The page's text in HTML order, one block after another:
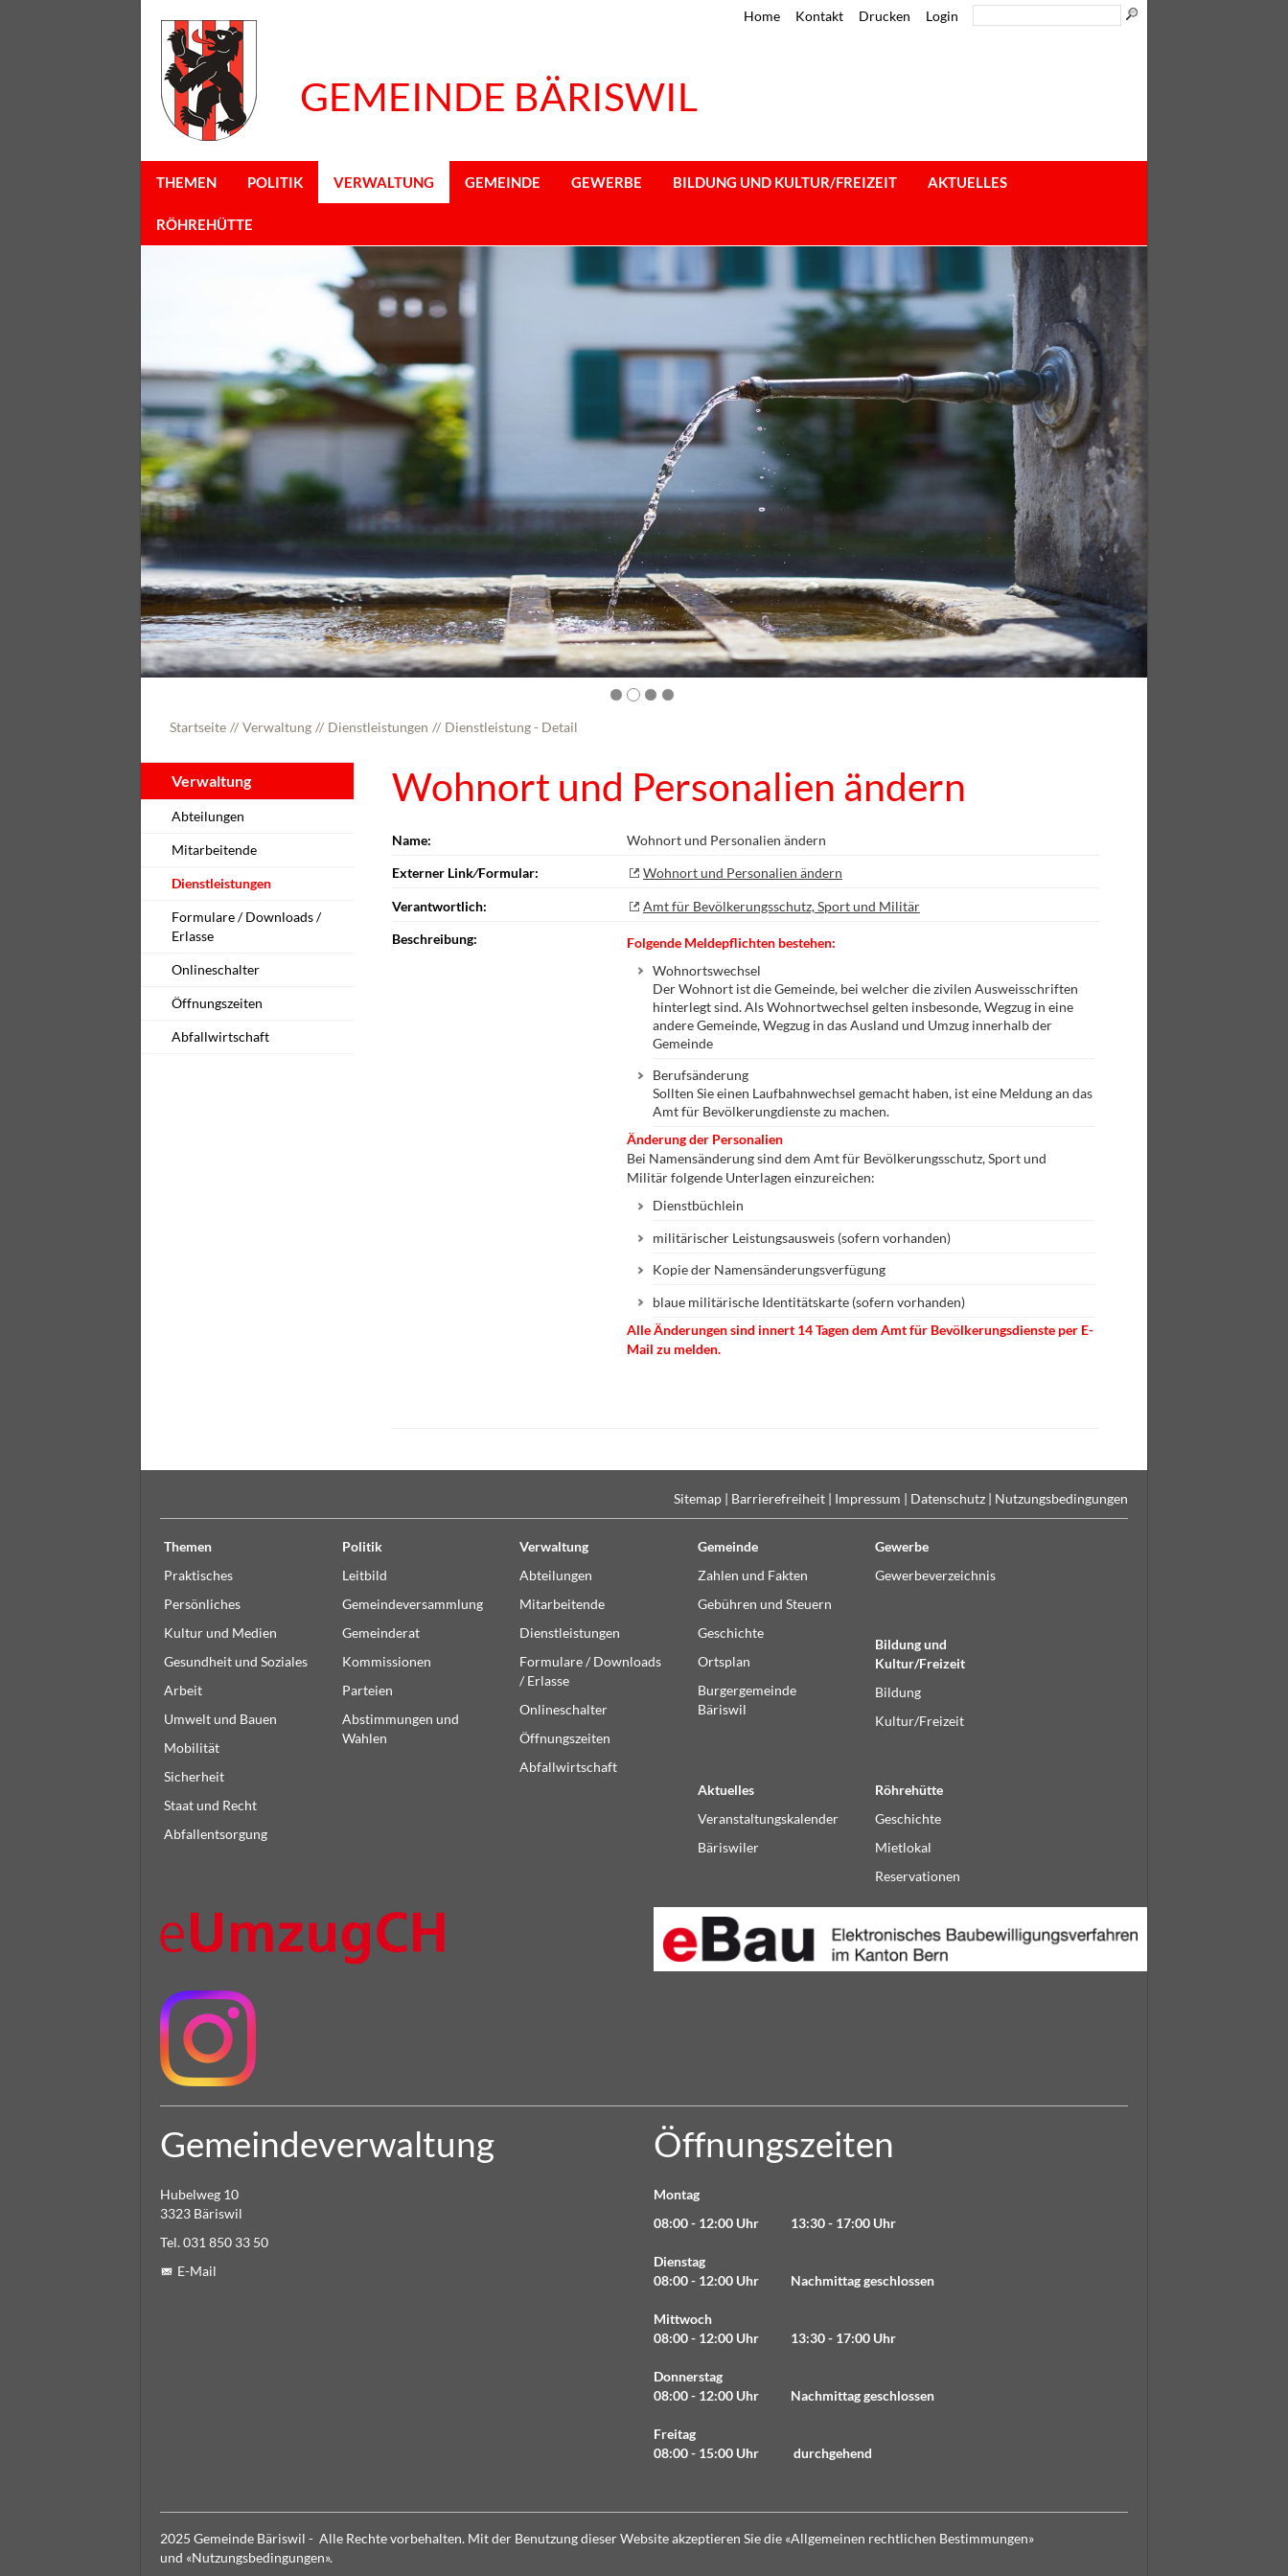
Home Kontakt Drucken Login
GEMEINDE BÄRISWIL
THEMEN POLITIK VERWALTUNG GEMEINDE GEWERBE BILDUNG UND KULTUR/FREIZEIT AKTUELLES
RÖHREHÜTTE
Startseite Verwaltung Dienstleistungen Dienstleistung - Detail
Verwaltung
Abteilungen
Mitarbeitende
Dienstleistungen
Formulare / Downloads /
Erlasse
Onlineschalter
Öffnungszeiten
Abfallwirtschaft
Wohnort und Personalien ändern
Name: Wohnort und Personalien ändern
Externer Link⁄Formular: Wohnort und Personalien ändern
Verantwortlich: Amt für Bevölkerungsschutz, Sport und Militär
Beschreibung:
Folgende Meldepflichten bestehen:
Wohnortswechsel
Der Wohnort ist die Gemeinde, bei welcher die zivilen Ausweisschriften
hinterlegt sind. Als Wohnortwechsel gelten insbesonde, Wegzug in eine
andere Gemeinde, Wegzug in das Ausland und Umzug innerhalb der
Gemeinde
Berufsänderung
Sollten Sie einen Laufbahnwechsel gemacht haben, ist eine Meldung an das
Amt für Bevölkerungdienste zu machen.
Änderung der Personalien
Bei Namensänderung sind dem Amt für Bevölkerungsschutz, Sport und
Militär folgende Unterlagen einzureichen:
Dienstbüchlein
militärischer Leistungsausweis (sofern vorhanden)
Kopie der Namensänderungsverfügung
blaue militärische Identitätskarte (sofern vorhanden)
Alle Änderungen sind innert 14 Tagen dem Amt für Bevölkerungsdienste per E-
Mail zu melden.
Sitemap Barrierefreiheit Impressum Datenschutz Nutzungsbedingungen
Themen
Praktisches
Persönliches
Kultur und Medien
Gesundheit und Soziales
Arbeit
Umwelt und Bauen
Mobilität
Sicherheit
Staat und Recht
Abfallentsorgung
Politik
Leitbild
Gemeindeversammlung
Gemeinderat
Kommissionen
Parteien
Abstimmungen und
Wahlen
Verwaltung
Abteilungen
Mitarbeitende
Dienstleistungen
Formulare / Downloads
/ Erlasse
Onlineschalter
Öffnungszeiten
Abfallwirtschaft
Gemeinde
Zahlen und Fakten
Gebühren und Steuern
Geschichte
Ortsplan
Burgergemeinde
Bäriswil
Gewerbe
Gewerbeverzeichnis
Bildung und
Kultur/Freizeit
Bildung
Kultur/Freizeit
Aktuelles
Veranstaltungskalender
Bäriswiler
Röhrehütte
Geschichte
Mietlokal
Reservationen
Gemeindeverwaltung
Hubelweg 10
3323 Bäriswil
Tel. 031 850 33 50
E-Mail
Öffnungszeiten
Montag
08:00 - 12:00 Uhr 13:30 - 17:00 Uhr
Dienstag
08:00 - 12:00 Uhr Nachmittag geschlossen
Mittwoch
08:00 - 12:00 Uhr 13:30 - 17:00 Uhr
Donnerstag
08:00 - 12:00 Uhr Nachmittag geschlossen
Freitag
08:00 - 15:00 Uhr durchgehend
2025 Gemeinde Bäriswil - Alle Rechte vorbehalten. Mit der Benutzung dieser Website akzeptieren Sie die «Allgemeinen rechtlichen Bestimmungen»
und «Nutzungsbedingungen».